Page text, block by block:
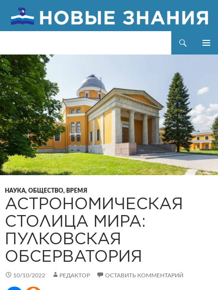
К
СОДЕРЖИМОМУ
НАУКА, ОБЩЕСТВО, ВРЕМЯ
АСТРОНОМИЧЕСКАЯ
СТОЛИЦА МИРА:
ПУЛКОВСКАЯ
ОБСЕРВАТОРИЯ
10/10/2022 РЕДАКТОР ОСТАВИТЬ КОММЕНТАРИЙ